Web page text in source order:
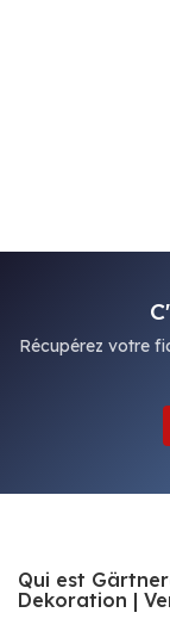
Récupérez votre
Qui est
Dekoration |